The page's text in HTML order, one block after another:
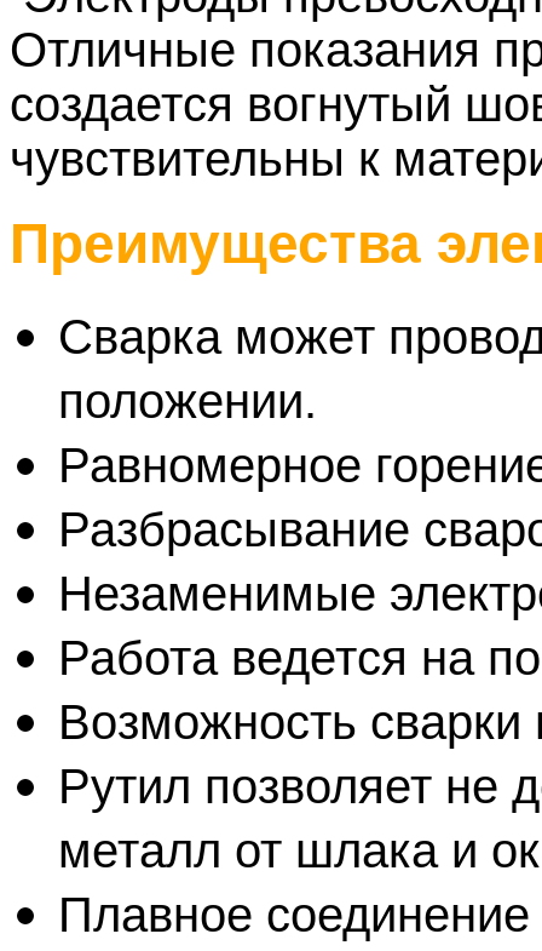
Отличные показания
создается вогнутый
чувствительны к
Преимущества
Сварка может
положении.
Равномерное
Разбрасывание
Незаменимые
Работа ведется на
Возможность
Рутил позволяет не
металл от шлака и
Плавное